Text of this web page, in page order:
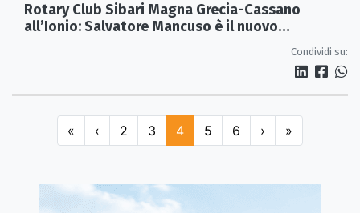
Rotary Club Sibari Magna Grecia-Cassano
all’Ionio: Salvatore Mancuso è il nuovo
Condividi su:
« ‹ 2 3 4 5 6 › »